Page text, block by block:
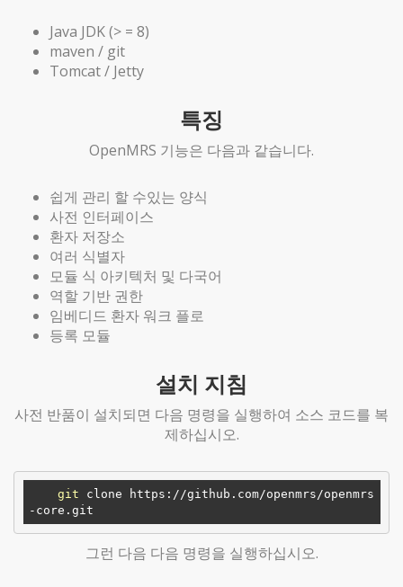
Java JDK (> = 8)
maven / git
Tomcat / Jetty
특징
OpenMRS 기능은 다음과 같습니다.
쉽게 관리 할 수있는 양식
사전 인터페이스
환자 저장소
여러 식별자
모듈 식 아키텍처 및 다국어
역할 기반 권한
임베디드 환자 워크 플로
등록 모듈
설치 지침
사전 반품이 설치되면 다음 명령을 실행하여 소스 코드를 복
제하십시오.
git clone https://github.com/openmrs/openmrs
그런 다음 다음 명령을 실행하십시오.